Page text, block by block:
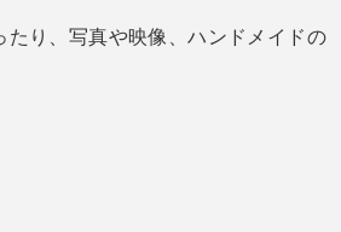
たり、写真や映像、ハンドメイドの